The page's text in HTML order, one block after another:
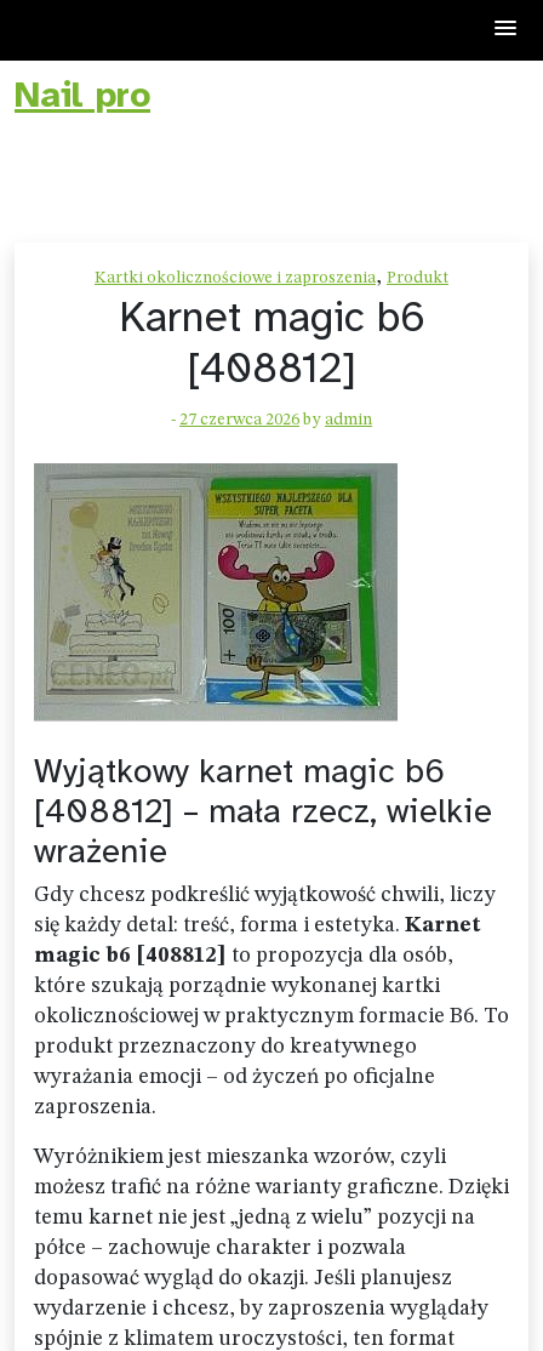
Skip
toNail pro
Kartki okolicznościowe i zaproszenia, Produkt
Karnet magic b6
[408812]
- 27 czerwca 2026 by admin
Wyjątkowy karnet magic b6
[408812] – mała rzecz, wielkie
wrażenie
Gdy chcesz podkreślić wyjątkowość chwili, liczy
się każdy detal: treść, forma i estetyka. Karnet
magic b6 [408812]
to propozycja dla osób,
które szukają porządnie wykonanej kartki
okolicznościowej w praktycznym formacie B6. To
produkt przeznaczony do kreatywnego
wyrażania emocji – od życzeń po oficjalne
zaproszenia.
Wyróżnikiem jest mieszanka wzorów, czyli
możesz trafić na różne warianty graficzne. Dzięki
temu karnet nie jest „jedną z wielu” pozycji na
półce – zachowuje charakter i pozwala
dopasować wygląd do okazji. Jeśli planujesz
wydarzenie i chcesz, by zaproszenia wyglądały
spójnie z klimatem uroczystości, ten format